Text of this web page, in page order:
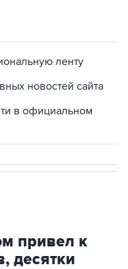
ленту
новостей сайта
в официальном
привел к
десятки